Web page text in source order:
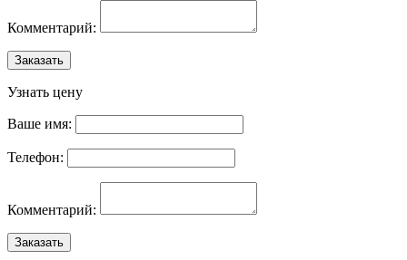
Комментарий:
Заказать
Узнать цену
Ваше имя:
Телефон:
Комментарий:
Заказать